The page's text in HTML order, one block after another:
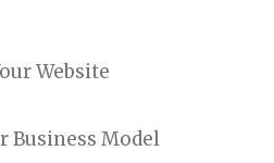
Website
Business Model